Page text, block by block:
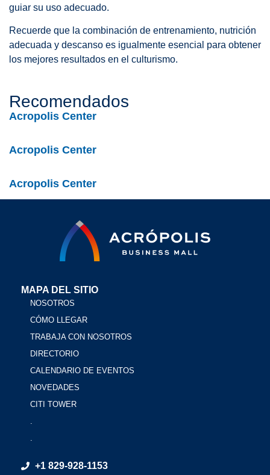
guiar su uso adecuado.
Recuerde que la combinación de entrenamiento, nutrición
adecuada y descanso es igualmente esencial para obtener
los mejores resultados en el culturismo.
Recomendados
Acropolis Center
Acropolis Center
Acropolis Center
MAPA DEL SITIO
NOSOTROS
CÓMO LLEGAR
TRABAJA CON NOSOTROS
DIRECTORIO
CALENDARIO DE EVENTOS
NOVEDADES
CITI TOWER
.
.
+1 829-928-1153